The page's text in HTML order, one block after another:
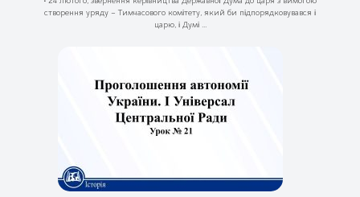
створення уряду – Тимчасового комітету, який би підпорядковувався і
царю, і Думі ...